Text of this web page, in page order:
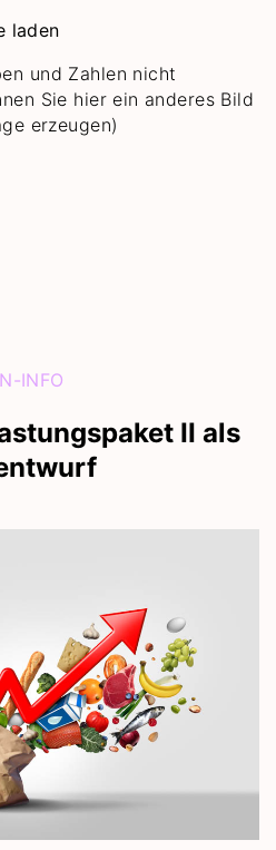
laden
und Zahlen nicht
Sie hier ein anderes Bild
erzeugen)
INFO
II als